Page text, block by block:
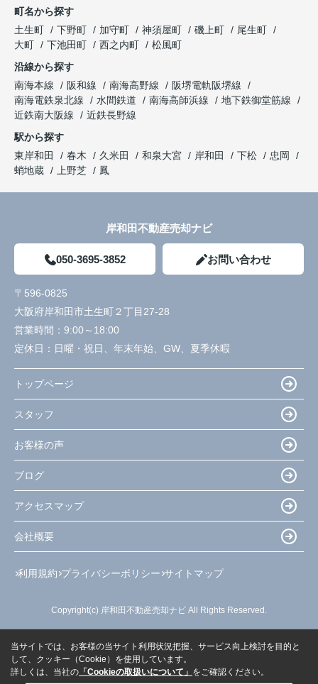
町名から探す
土生町
下野町 加守町 神須屋町 磯上町
尾生町
大町
下池田町 西之内町
松風町
沿線から探す
南海本線
阪和線 南海高野線
阪堺電軌阪堺線
南海電鉄泉北線
水間鉄道 南海高師浜線
地下鉄御堂筋線
近鉄南大阪線
近鉄長野線
駅から探す
東岸和田
春木 久米田 和泉大宮 岸和田 下松
忠岡
蛸地蔵
上野芝 鳳
岸和田不動産売却ナビ
050-3695-3852 お問い合わせ
〒596-0825
大阪府岸和田市土生町２丁目27-28
営業時間： 9:00～18:00
定休日： 日曜・祝日、年末年始、GW、夏季休暇
トップページ
スタッフ
お客様の声
ブログ
アクセスマップ
会社概要
利用規約 プライバシーポリシー サイトマップ
Copyright(c) 岸和田不動産売却ナビ All Rights Reserved.
当サイトでは、お客様の当サイト利用状況把握、サービス向上検討を目的と
して、クッキー（Cookie）を使用しています。
詳しくは、当社の 「Cookieの取扱いについて」 をご確認ください。